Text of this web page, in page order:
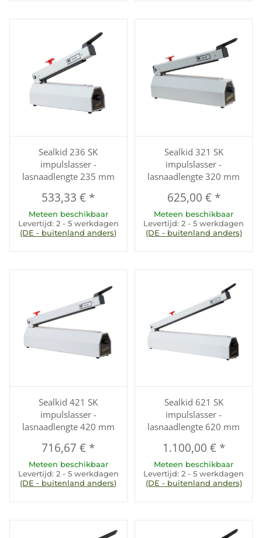
Sealkid 236 SK
impulslasser -
lasnaadlengte 235 mm
533,33 € *
Meteen beschikbaar
Levertijd: 2 - 5 werkdagen
(DE - buitenland anders)
Sealkid 321 SK
impulslasser -
lasnaadlengte 320 mm
625,00 € *
Meteen beschikbaar
Levertijd:2 - 5 werkdagen
(DE - buitenland anders)
Sealkid 421 SK
impulslasser -
lasnaadlengte 420 mm
716,67 € *
Meteen beschikbaar
Levertijd: 2 - 5 werkdagen
(DE - buitenland anders)
Sealkid 621 SK
impulslasser -
lasnaadlengte 620 mm
1.100,00 € *
Meteen beschikbaar
Levertijd:2 - 5 werkdagen
(DE - buitenland anders)